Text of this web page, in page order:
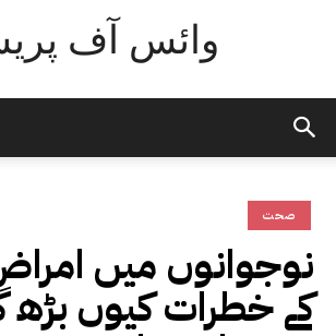
وائس آف
صحت
نوجوانوں میں
کے خطرات کیوں بڑھ